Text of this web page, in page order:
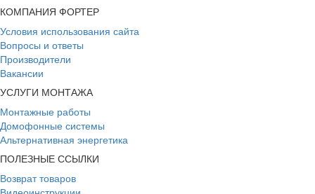
КОМПАНИЯ ФОРТЕР
Условия использования сайта
Вопросы и ответы
Производители
Вакансии
УСЛУГИ МОНТАЖА
Монтажные работы
Домофонные системы
Альтернативная энергетика
ПОЛЕЗНЫЕ ССЫЛКИ
Возврат товаров